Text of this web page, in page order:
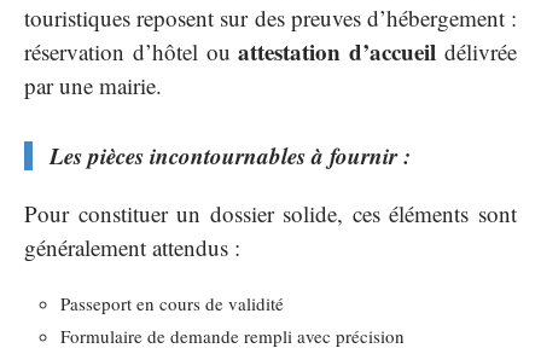
touristiques reposent sur des preuves d’hébergement :
réservation d’hôtel ouattestation d’accueil délivrée
par une mairie.
Les pièces incontournables à fournir :
Pour constituer un dossier solide, ces éléments sont
généralement attendus :
Passeport en cours de validité
Formulaire de demande rempli avec précision